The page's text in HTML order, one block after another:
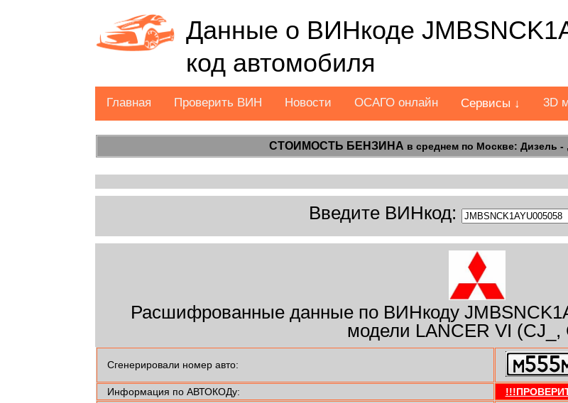
Данные о ВИНкоде
код автомобиля
Главная Проверить ВИН Новости ОСАГО онлайн Сервисы ↓ 3D
СТОИМОСТЬ БЕНЗИНА в среднем по Москве: Дизель
Введите ВИНкод:
Расшифрованные данные по ВИНкоду
модели LANCER VI (CJ_,
Сгенерировали номер авто:
Информация по АВТОКОДу: